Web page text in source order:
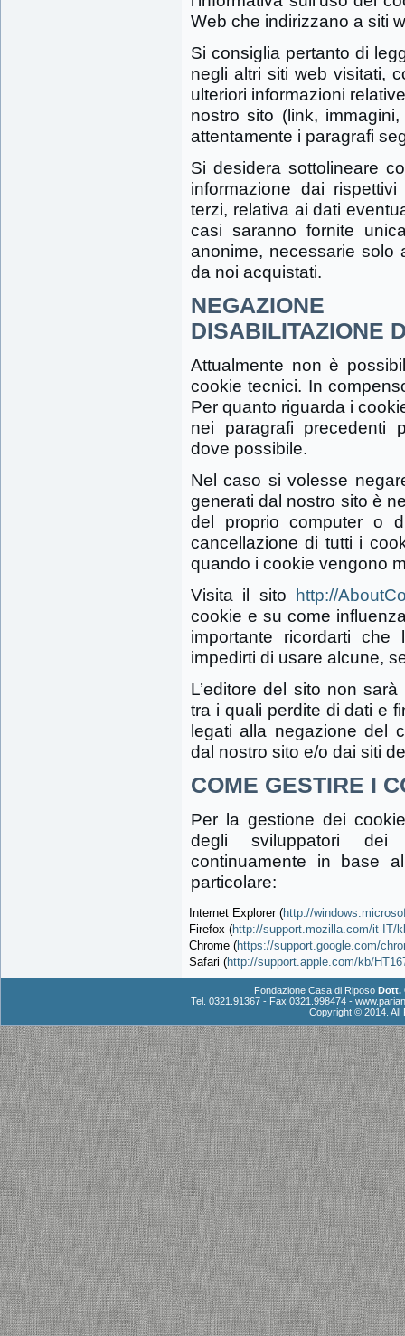
Web che indirizzano a siti
Si consiglia pertanto di
negli altri siti web visitati,
ulteriori informazioni
nostro sito (link,
attentamente i paragrafi
Si desidera sottolineare
informazione dai
terzi, relativa ai dati
casi saranno fornite
anonime, necessarie solo
da noi acquistati.
DISABILITAZIONE
Attualmente non è
cookie tecnici. In
Per quanto riguarda i
nei paragrafi precedenti
dove possibile.
Nel caso si volesse
generati dal nostro sito è
del proprio computer o
cancellazione di tutti i
quando i cookie vengono
Visita il sito http://
cookie e su come
importante ricordarti
impedirti di usare alcune,
L’editore del sito non
tra i quali perdite di dati e
legati alla negazione del
dal nostro sito e/o dai siti
COME GESTIRE I
Per la gestione dei
degli sviluppatori dei
continuamente in base
particolare:
Internet Explorer (http://
Firefox (http://support.mozilla.com/it-IT/
Chrome (https://support.google.com/
Safari (http://support.apple.com/kb/
Fondazione Casa di RiposoDott.
Tel. 0321.91367 - Fax 0321.998474 -
Copyright © 2014.